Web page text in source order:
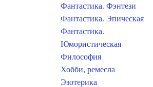
Фантастика. Фэнтези
Фантастика. Эпическая
Фантастика.
Юмористическая
Философия
Хобби, ремесла
Эзотерика